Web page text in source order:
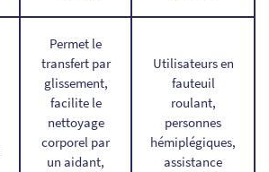
Permet le
transfert par
glissement,
facilite le
nettoyage
corporel par
un aidant,
Utilisateurs en
fauteuil
roulant,
personnes
hémiplégiques,
assistance